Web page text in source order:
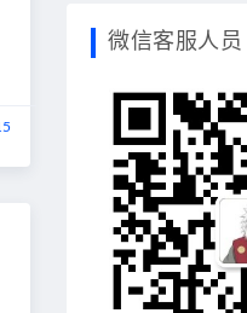
微信客服人员